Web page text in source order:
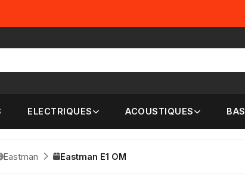
ELECTRIQUES ACOUSTIQUES
Eastman Eastman E1 OM